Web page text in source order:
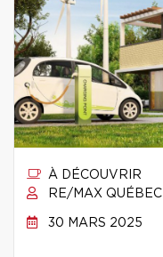
À DÉCOUVRIR
RE/MAX QUÉBEC
30 MARS 2025